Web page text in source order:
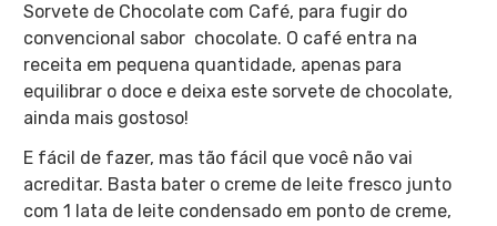
Sorvete de Chocolate com Café, para fugir do
convencional sabor chocolate. O café entra na
receita em pequena quantidade, apenas para
equilibrar o doce e deixa este sorvete de chocolate,
ainda mais gostoso!
E fácil de fazer, mas tão fácil que você não vai
acreditar. Basta bater o creme de leite fresco junto
com 1 lata de leite condensado em ponto de creme,